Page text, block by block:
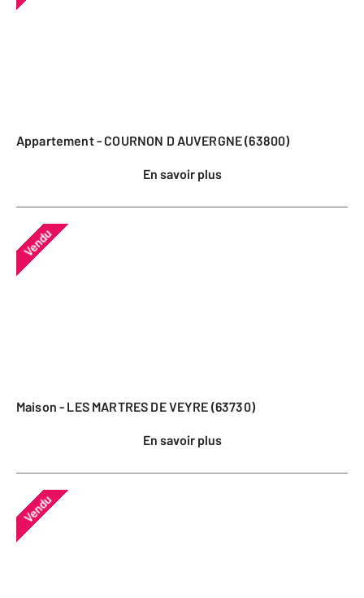
Appartement - COURNON D AUVERGNE (63800)
En savoir plus
Vendu
Maison - LES MARTRES DE VEYRE (63730)
En savoir plus
Vendu